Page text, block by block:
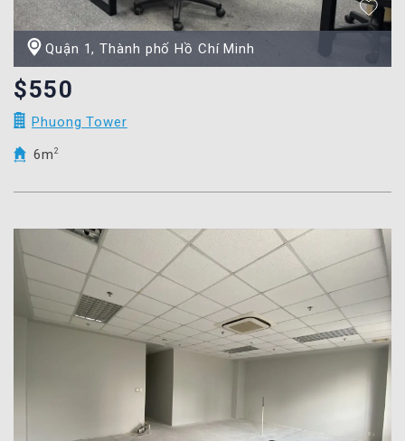
Quận 1, Thành phố Hồ Chí Minh
$550
Phuong Tower
6m 2